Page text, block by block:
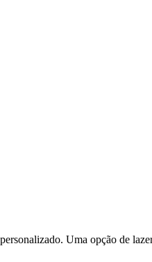
Uma opção de